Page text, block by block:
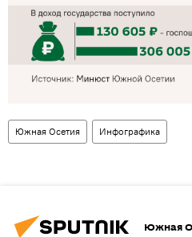
Южная Осетия Инфографика
Южная